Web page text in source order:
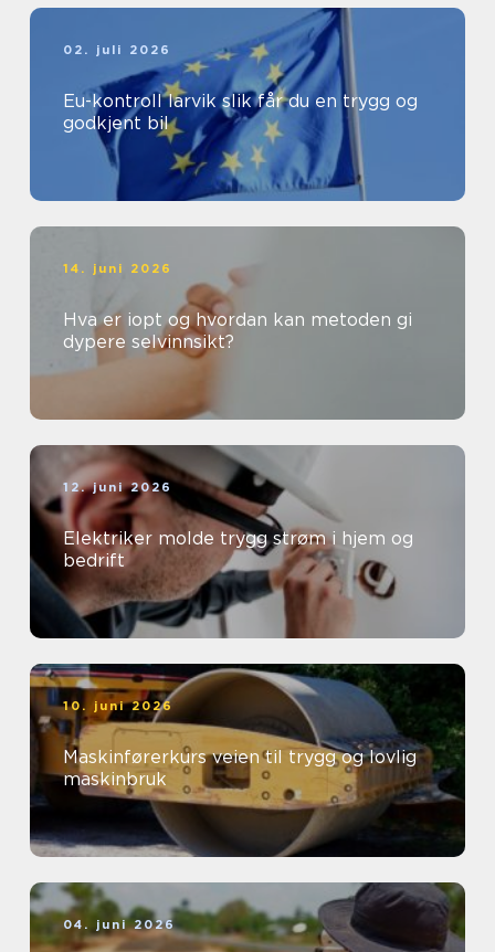
02. juli 2026
Eu-kontroll larvik slik får du en trygg og
godkjent bil
14. juni 2026
Hva er iopt og hvordan kan metoden gi
dypere selvinnsikt?
12. juni 2026
Elektriker molde trygg strøm i hjem og
bedrift
10. juni 2026
Maskinførerkurs veien til trygg og lovlig
maskinbruk
04. juni 2026